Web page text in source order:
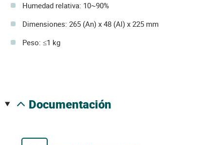
Humedad relativa: 10~90%
Dimensiones: 265 (An) x 48 (Al) x 225 mm
Peso: ≤1 kg
documentación